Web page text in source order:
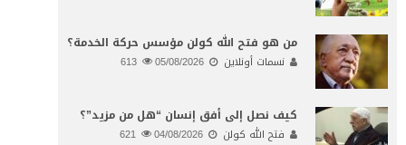
من هو فتح الله كولن مؤسس حركة الخدمة؟
نسمات أونلاين 05/08/2026
كيف نصل إلى أفق إنسان “هل من مزيد”؟
فتح الله كولن 04/08/2026